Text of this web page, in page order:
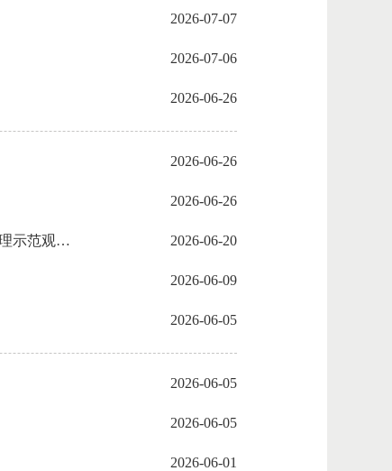
2026-07-07
2026-07-06
2026-06-26
2026-06-26
2026-06-26
以现场观摩强本领 以规范维管保安全 —— 市国动办圆满承办全省人防系统安全生产暨人防工程维护管理示范观摩活动 2026-06-20
2026-06-09
2026-06-05
2026-06-05
2026-06-05
2026-06-01